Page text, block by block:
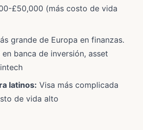
£50,000 (más costo de vida
grande de Europa en finanzas.
banca de inversión, asset
latinos: Visa más complicada
de vida alto